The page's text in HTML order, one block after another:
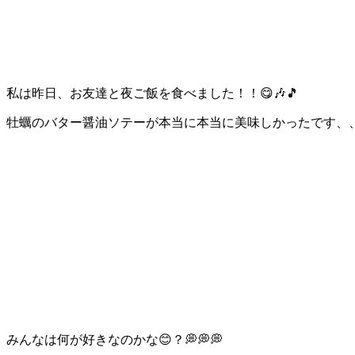
私は昨日、お友達と夜ご飯を食べました！！😋🎶🎵
牡蠣のバター醤油ソテーが本当に本当に美味しかったです、
みんなは何が好きなのかな😊？💭💭💭